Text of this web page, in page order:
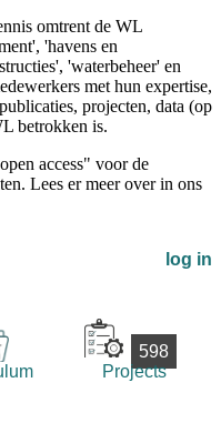
omtrent de WL
'havens en
'waterbeheer' en
met hun expertise,
projecten, data (op
betrokken is.
access" voor de
Lees er meer over in ons
log in
598
Projects